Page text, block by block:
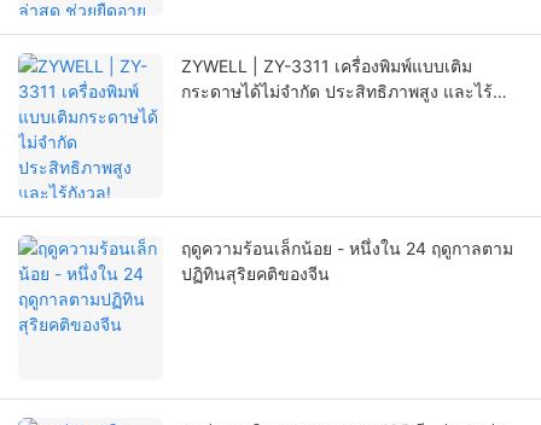
ZYWELL | ZY-3311 เครื่องพิมพ์แบบเติม
กระดาษได้ไม่จำกัด ประสิทธิภาพสูง และไร้
ฤดูความร้อนเล็กน้อย - หนึ่งใน 24 ฤดูกาลตาม
ปฏิทินสุริยคติของจีน